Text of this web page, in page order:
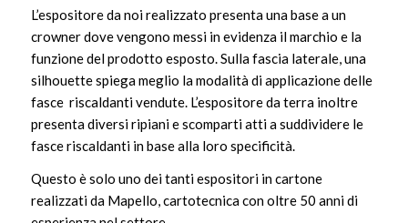
L’espositore da noi realizzato presenta una base a un
crowner dove vengono messi in evidenza il marchio e la
funzione del prodotto esposto. Sulla fascia laterale, una
silhouette spiega meglio la modalità di applicazione delle
fasce riscaldanti vendute. L’espositore da terra inoltre
presenta diversi ripiani e scomparti atti a suddividere le
fasce riscaldanti in base alla loro specificità.
Questo è solo uno dei tanti espositori in cartone
realizzati da Mapello, cartotecnica con oltre 50 anni di